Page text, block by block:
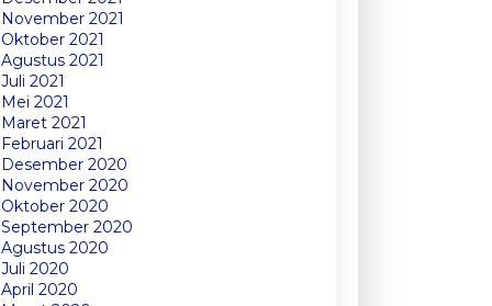
November 2021
Oktober 2021
Agustus 2021
Juli 2021
Mei 2021
Maret 2021
Februari 2021
Desember 2020
November 2020
Oktober 2020
September 2020
Agustus 2020
Juli 2020
April 2020